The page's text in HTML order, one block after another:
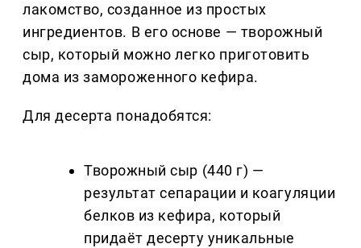
лакомство, созданное из простых
ингредиентов. В его основе — творожный
сыр, который можно легко приготовить
дома из замороженного кефира.
Для десерта понадобятся:
Творожный сыр (440 г) —
результат сепарации и коагуляции
белков из кефира, который
придаёт десерту уникальные